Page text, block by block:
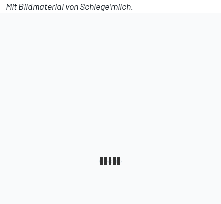
Mit Bildmaterial von Schlegelmilch.